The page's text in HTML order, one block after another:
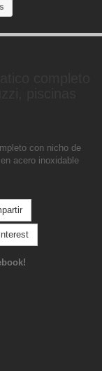
con nicho de
acero inoxidable